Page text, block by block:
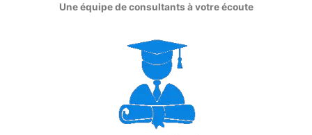
Une équipe de consultants à votre écoute